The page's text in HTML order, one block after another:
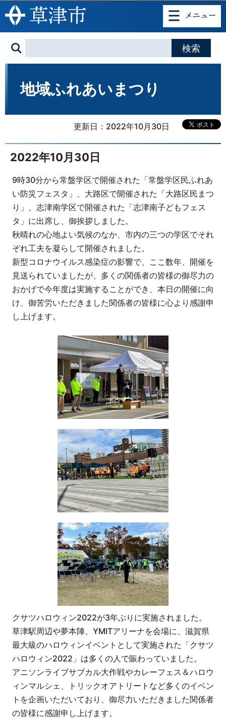
このページの本文へ移動
地域ふれあいまつり
更新日：2022年10月30日
2022年10月30日
9時30分から常盤学区で開催された「常盤学区民ふれあ
い防災フェスタ」、大路区で開催された「大路区民まつ
り」、志津南学区で開催された「志津南子どもフェス
タ」に出席し、御挨拶しました。
秋晴れの心地よい気候のなか、市内の三つの学区でそれ
ぞれ工夫を凝らして開催されました。
新型コロナウイルス感染症の影響で、ここ数年、開催を
見送られていましたが、多くの関係者の皆様の御尽力の
おかげで今年度は実施することができ、本日の開催に向
け、御苦労いただきました関係者の皆様に心より感謝申
し上げます。
クサツハロウィン2022が3年ぶりに実施されました。
草津駅周辺や夢本陣、YMITアリーナを会場に、滋賀県
最大級のハロウィンイベントとして実施された「クサツ
ハロウィン2022」は多くの人で賑わっていました。
アニソンライブサブカル大作戦やカレーフェス＆ハロウ
ィンマルシェ、トリックオアトリートなど多くのイベン
トを企画いただいており、御尽力いただきました関係者
の皆様に感謝申し上げます。